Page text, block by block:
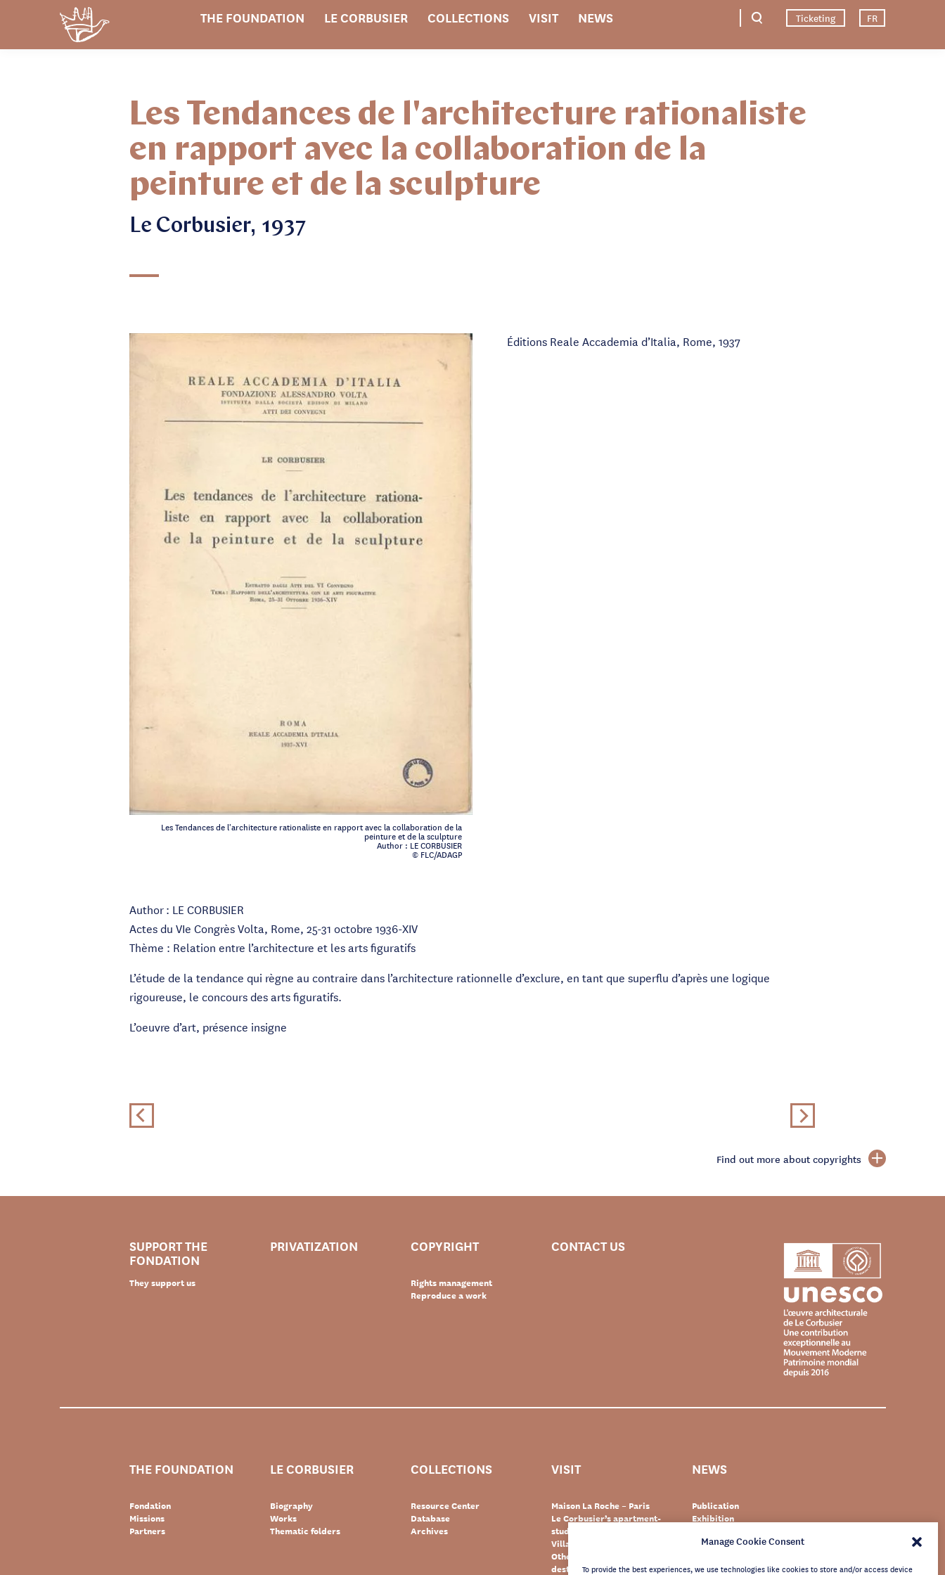
Manage Cookie Consent
To provide the best experiences, we use technologies like cookies to store and/or access device
THE FOUNDATION LE CORBUSIER COLLECTIONS VISIT NEWS Ticketing FR
Les Tendances de l'architecture rationaliste
en rapport avec la collaboration de la
peinture et de la sculpture
Le Corbusier, 1937
Les Tendances de l'architecture rationaliste en rapport avec la collaboration de la
peinture et de la sculpture
Author : LE CORBUSIER
© FLC/ADAGP
Éditions Reale Accademia d’Italia, Rome, 1937
Author : LE CORBUSIER
Actes du VIe Congrès Volta, Rome, 25-31 octobre 1936-XIV
Thème : Relation entre l’architecture et les arts figuratifs
L’étude de la tendance qui règne au contraire dans l’architecture rationnelle d’exclure, en tant que superflu d’après une logique
rigoureuse, le concours des arts figuratifs.
L’oeuvre d’art, présence insigne
Find out more about copyrights
SUPPORT THE
FONDATION
They support us
PRIVATIZATION COPYRIGHT
Rights management
Reproduce a work
CONTACT US
THE FOUNDATION
Fondation
Missions
Partners
LE CORBUSIER
Biography
Works
Thematic folders
COLLECTIONS
Resource Center
Database
Archives
VISIT
Maison La Roche – Paris
Le Corbusier’s apartment-
studio – Paris
Villa Le Lac – Switzerland
Other Le Corbusier
destinations
NEWS
Publication
Exhibition
Documentary